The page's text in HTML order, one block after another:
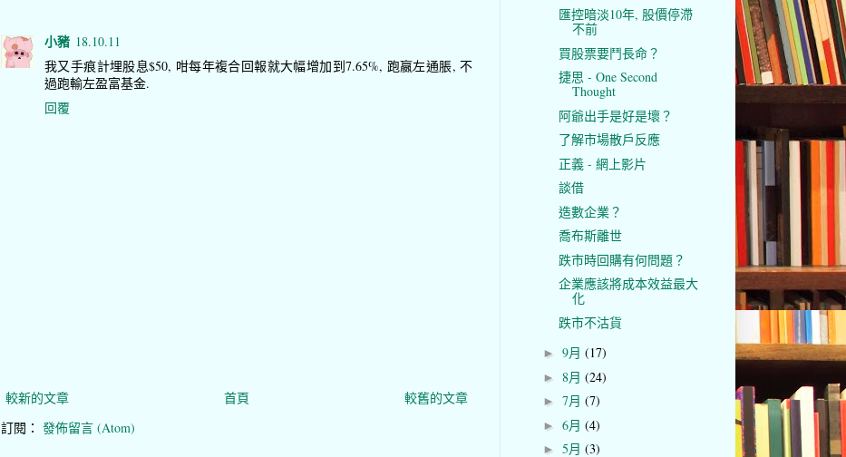
小豬 18.10.11
我又手痕計埋股息$50, 咁每年複合回報就大幅增加到7.65%, 跑嬴左通脹, 不
過跑輸左盈富基金.
回覆
較新的文章 較舊的文章
首頁
訂閱： 發佈留言 (Atom)
匯控暗淡10年, 股價停滯
不前
買股票要鬥長命？
捷思 - One Second
Thought
阿爺出手是好是壞？
了解市場散戶反應
正義 - 網上影片
談借
造數企業？
喬布斯離世
跌市時回購有何問題？
企業應該將成本效益最大
化
跌市不沽貨
► 9月 (17)
► 8月 (24)
► 7月 (7)
► 6月 (4)
► 5月 (3)